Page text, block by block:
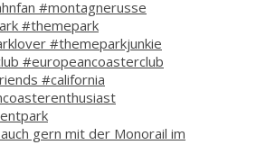
gern mit der Monorail im